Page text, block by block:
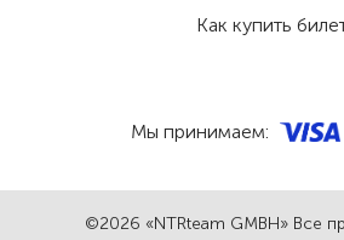
©2026 «NTRteam GMBH» Все
Как купить
Мы принимаем: